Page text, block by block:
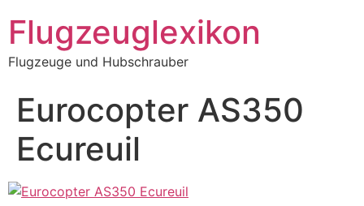
Inhalt
springen
Flugzeuglexikon
Flugzeuge und Hubschrauber
Eurocopter AS350
Ecureuil